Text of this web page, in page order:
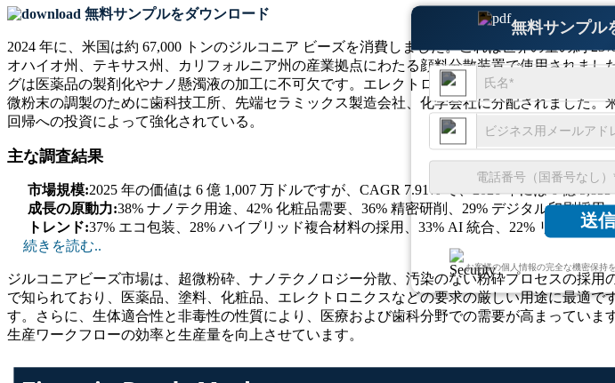
無料サンプル
送信
お客様の個人情報の完全な機密保持
無料サンプルをダウンロード
2024 年に、米国は約 67,000 トンのジルコニア ビーズを消費しました。これは世界の量の約
オハイオ州、テキサス州、カリフォルニア州の産業拠点にわたる顔料分散装置で使用されま
グは医薬品の製剤化やナノ懸濁液の加工に不可欠です。エレクトロニクス部門では、電子ペ
微粉末の調製のために歯科技工所、先端セラミックス製造会社、化学会社に分配されました
回帰への投資によって強化されている。
主な調査結果
市場規模:2025 年の価値は 6 億 1,007 万ドルですが、CAGR 7.91% で、2026 年には 6 億
成長の原動力:38% ナノテク用途、42% 化粧品需要、36% 精密研削、29% デジタル印刷採用
トレンド:37% エコ包装、28% ハイブリッド複合材料の採用、33% AI 統合、22% リサイク
続きを読む..
ジルコニアビーズ市場は、超微粉砕、ナノテクノロジー分散、汚染のない粉砕プロセスの採
で知られており、医薬品、塗料、化粧品、エレクトロニクスなどの要求の厳しい用途に最適
す。さらに、生体適合性と非毒性の性質により、医療および歯科分野での需要が高まってい
生産ワークフローの効率と生産量を向上させています。